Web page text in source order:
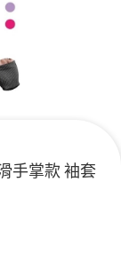
手掌款 袖套